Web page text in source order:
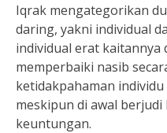
Iqrak mengategorikan
daring, yakni individual
individual erat
memperbaiki nasib
ketidakpahaman
meskipun di awal
keuntungan.